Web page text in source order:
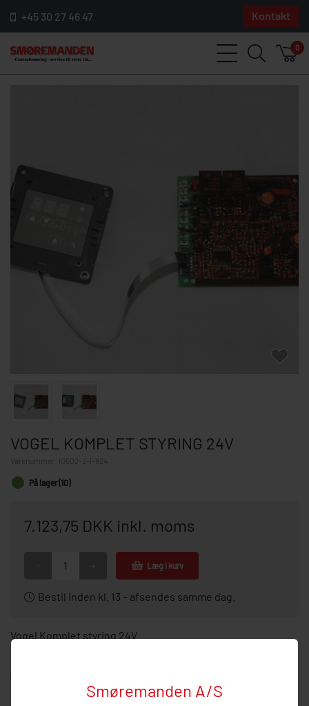
Smøremanden A/S
+45 30 27 46 47 Kontakt
0
VOGEL KOMPLET STYRING 24V
På lager (10)
7.123,75 DKK inkl. moms
Læg i kurv
Bestil inden kl. 13 – afsendes samme dag.
Vogel Komplet styring 24V